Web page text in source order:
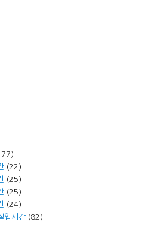
(22)
(25)
(25)
(24)
입시간(82)